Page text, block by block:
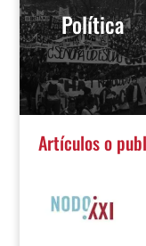
Política
Artículos o